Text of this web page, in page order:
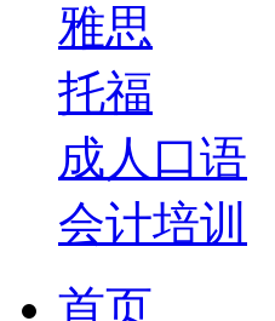
雅思
托福
成人口语
会计培训
首页